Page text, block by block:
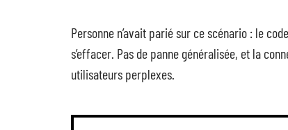
Personne n’avait parié sur ce scénario : le
s’effacer. Pas de panne généralisée, et la
utilisateurs perplexes.